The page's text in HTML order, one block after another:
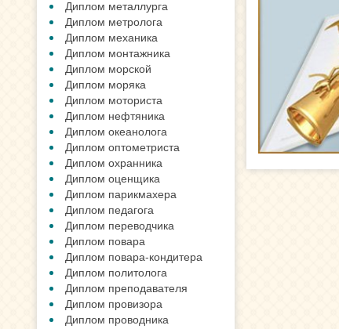
Диплом металлурга
Диплом метролога
Диплом механика
Диплом монтажника
Диплом морской
Диплом моряка
Диплом моториста
Диплом нефтяника
Диплом океанолога
Диплом оптометриста
Диплом охранника
Диплом оценщика
Диплом парикмахера
Диплом педагога
Диплом переводчика
Диплом повара
Диплом повара-кондитера
Диплом политолога
Диплом преподавателя
Диплом провизора
Диплом проводника